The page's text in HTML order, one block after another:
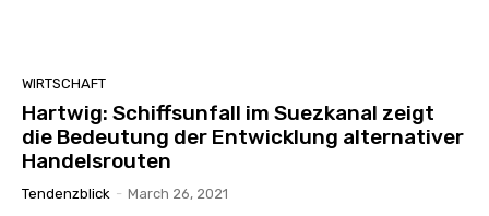
WIRTSCHAFT
Hartwig: Schiffsunfall im Suezkanal zeigt
die Bedeutung der Entwicklung alternativer
Handelsrouten
Tendenzblick - March 26, 2021